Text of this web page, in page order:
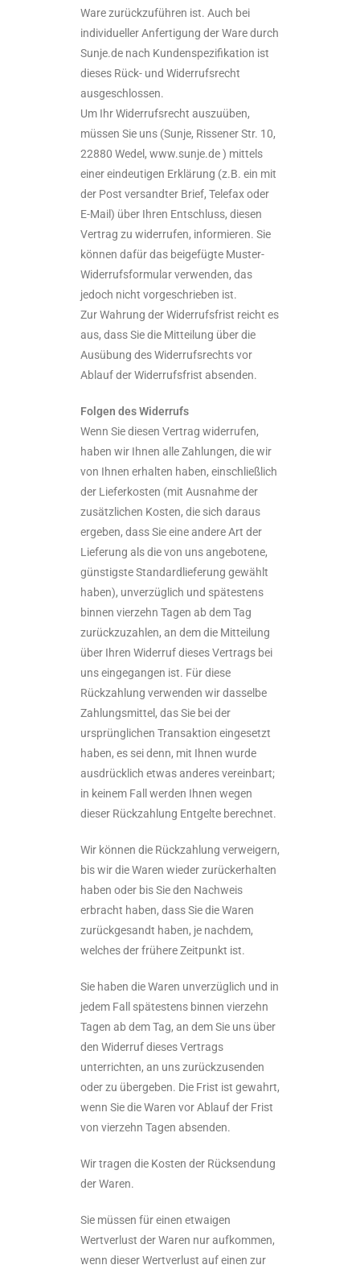
Ware zurückzuführen ist. Auch bei
individueller Anfertigung der Ware durch
Sunje.de nach Kundenspezifikation ist
dieses Rück- und Widerrufsrecht
ausgeschlossen.
Um Ihr Widerrufsrecht auszuüben,
müssen Sie uns (Sunje, Rissener Str. 10,
22880 Wedel, www.sunje.de ) mittels
einer eindeutigen Erklärung (z.B. ein mit
der Post versandter Brief, Telefax oder
E-Mail) über Ihren Entschluss, diesen
Vertrag zu widerrufen, informieren. Sie
können dafür das beigefügte Muster-
Widerrufsformular verwenden, das
jedoch nicht vorgeschrieben ist.
Zur Wahrung der Widerrufsfrist reicht es
aus, dass Sie die Mitteilung über die
Ausübung des Widerrufsrechts vor
Ablauf der Widerrufsfrist absenden.
Folgen des Widerrufs
Wenn Sie diesen Vertrag widerrufen,
haben wir Ihnen alle Zahlungen, die wir
von Ihnen erhalten haben, einschließlich
der Lieferkosten (mit Ausnahme der
zusätzlichen Kosten, die sich daraus
ergeben, dass Sie eine andere Art der
Lieferung als die von uns angebotene,
günstigste Standardlieferung gewählt
haben), unverzüglich und spätestens
binnen vierzehn Tagen ab dem Tag
zurückzuzahlen, an dem die Mitteilung
über Ihren Widerruf dieses Vertrags bei
uns eingegangen ist. Für diese
Rückzahlung verwenden wir dasselbe
Zahlungsmittel, das Sie bei der
ursprünglichen Transaktion eingesetzt
haben, es sei denn, mit Ihnen wurde
ausdrücklich etwas anderes vereinbart;
in keinem Fall werden Ihnen wegen
dieser Rückzahlung Entgelte berechnet.
Wir können die Rückzahlung verweigern,
bis wir die Waren wieder zurückerhalten
haben oder bis Sie den Nachweis
erbracht haben, dass Sie die Waren
zurückgesandt haben, je nachdem,
welches der frühere Zeitpunkt ist.
Sie haben die Waren unverzüglich und in
jedem Fall spätestens binnen vierzehn
Tagen ab dem Tag, an dem Sie uns über
den Widerruf dieses Vertrags
unterrichten, an uns zurückzusenden
oder zu übergeben. Die Frist ist gewahrt,
wenn Sie die Waren vor Ablauf der Frist
von vierzehn Tagen absenden.
Wir tragen die Kosten der Rücksendung
der Waren.
Sie müssen für einen etwaigen
Wertverlust der Waren nur aufkommen,
wenn dieser Wertverlust auf einen zur